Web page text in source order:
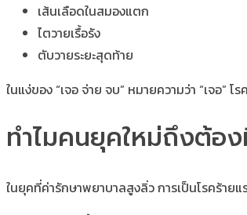
เส้นเลือดในสมองแตก
ไตวายเรื้อรัง
ตับวายระยะสุดท้าย
ในแง่ของ “เจอ จ่าย จบ” หมายความว่า “เจอ”
ทำไมคนยุคใหม่ถึงต้อ
ในยุคที่ค่ารักษาพยาบาลสูงลิ่ว การเป็นโรคร้าย